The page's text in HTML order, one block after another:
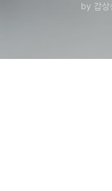
by 갑상